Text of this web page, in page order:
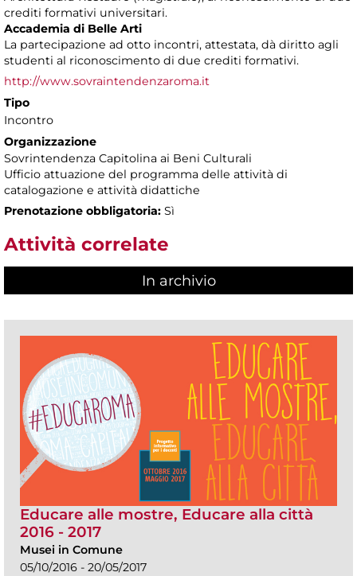
crediti formativi universitari.
Accademia di Belle Arti
La partecipazione ad otto incontri, attestata, dà diritto agli
studenti al riconoscimento di due crediti formativi.
http://www.sovraintendenzaroma.it
Tipo
Incontro
Organizzazione
Sovrintendenza Capitolina ai Beni Culturali
Ufficio attuazione del programma delle attività di
catalogazione e attività didattiche
Prenotazione obbligatoria: Sì
Attività correlate
In archivio
Educare alle mostre, Educare alla città
2016 - 2017
Musei in Comune
05/10/2016 - 20/05/2017